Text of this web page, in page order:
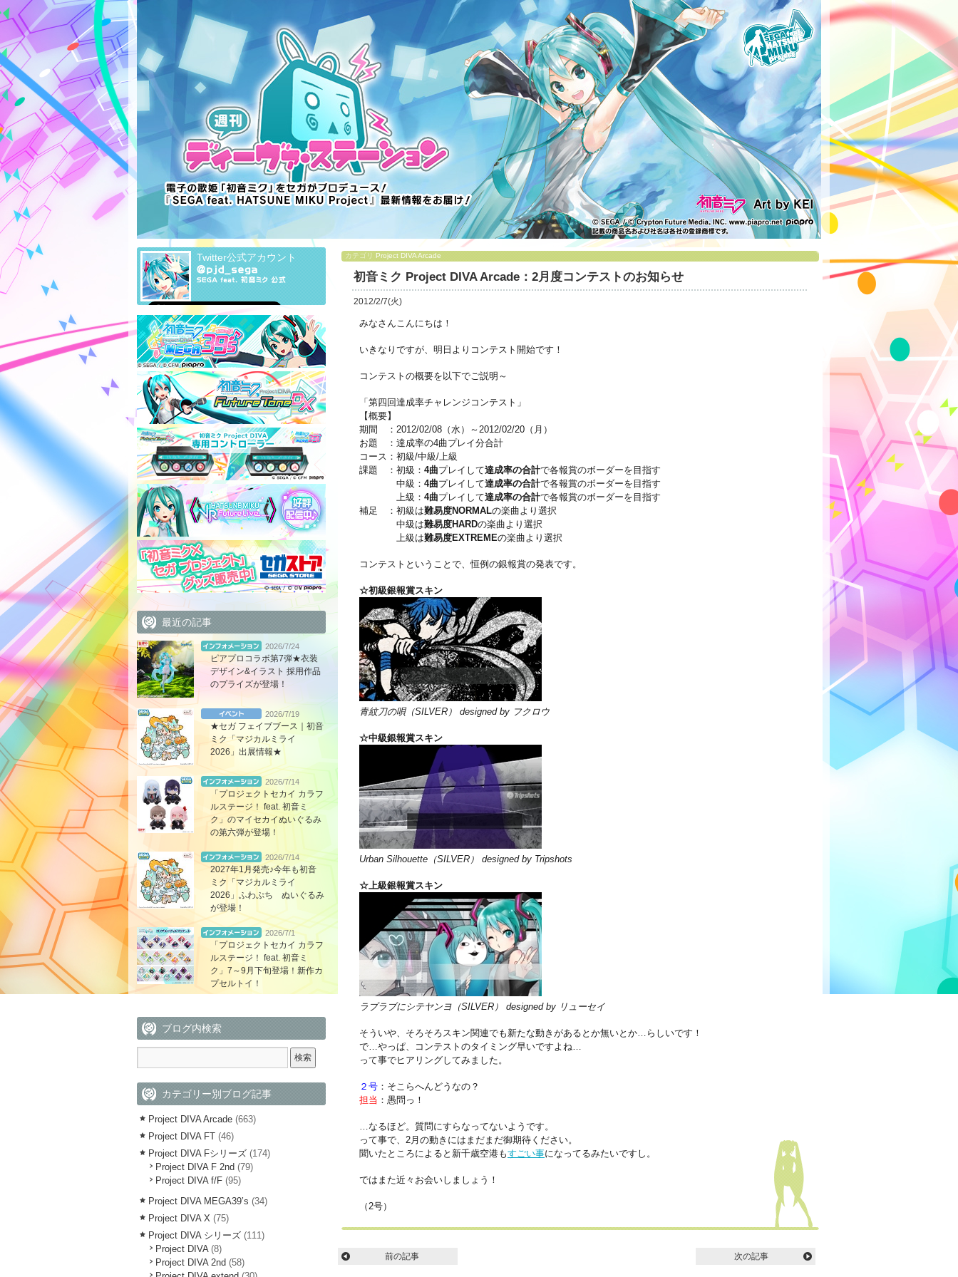
カテゴリ Project DIVA Arcade
初音ミク Project DIVA Arcade：2月度コンテストのお知らせ
2012/2/7(火)
みなさんこんにちは！
いきなりですが、明日より コンテスト 開始です！
コンテストの概要を以下でご説明～
「第四回達成率チャレンジコンテスト」
【概要】
期間 ：2012/02/08（水）～2012/02/20（月）
お題 ：達成率の4曲プレイ分合計
コース：初級/中級/上級
課題 ：初級： 4曲プレイして達成率の合計で各報賞のボーダーを目指す
中級： 4曲プレイして達成率の合計で各報賞のボーダーを目指す
上級： 4曲プレイして達成率の合計で各報賞のボーダーを目指す
補足 ：初級は難易度NORMALの楽曲より選択
中級は難易度HARDの楽曲より選択
上級は難易度EXTREMEの楽曲より選択
コンテストということで、恒例の銀報賞の発表です。
☆初級銀報賞スキン
青紋刀の唄（SILVER） designed by フクロウ
☆中級銀報賞スキン
Urban Silhouette（SILVER） designed by Tripshots
☆上級銀報賞スキン
ラブラブにシテヤンヨ（SILVER） designed by リューセイ
そういや、そろそろスキン関連でも新たな動きがあるとか無いとか…らしいです！
で…やっぱ、コンテストのタイミング早いですよね…
って事でヒアリングしてみました。
２号 ：そこらへんどうなの？
担当 ：愚問っ！
…なるほど。質問にすらなってないようです。
って事で、2月の動きにはまだまだ御期待ください。
聞いたところによると新千歳空港もすごい事になってるみたいですし。
ではまた近々お会いしましょう！
（2号）
前の記事 次の記事
Twitter公式アカウント
最近の記事
2026/7/24
ピアプロコラボ第7弾★衣装
デザイン&イラスト 採用作品
のプライズが登場！
2026/7/19
★セガ フェイブブース｜初音
ミク「マジカルミライ
2026」出展情報★
2026/7/14
「プロジェクトセカイ カラフ
ルステージ！ feat. 初音ミ
ク」のマイセカイぬいぐるみ
の第六弾が登場！
2026/7/14
2027年1月発売♪今年も初音
ミク「マジカルミライ
2026」ふわぷち ぬいぐるみ
が登場！
2026/7/1
「プロジェクトセカイ カラフ
ルステージ！ feat. 初音ミ
ク」7～9月下旬登場！新作カ
プセルトイ！
ブログ内検索
カテゴリー別ブログ記事
Project DIVA Arcade (663)
Project DIVA FT (46)
Project DIVA Fシリーズ (174)
Project DIVA F 2nd (79)
Project DIVA f/F (95)
Project DIVA MEGA39’s (34)
Project DIVA X (75)
Project DIVA シリーズ (111)
Project DIVA(8)
Project DIVA 2nd (58)